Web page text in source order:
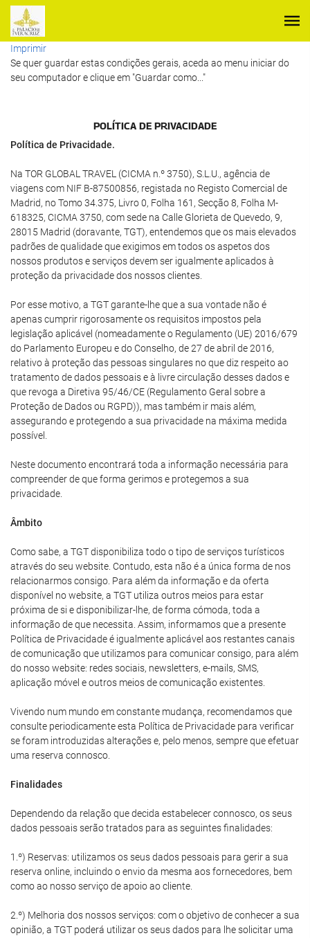
Imprimir
Se quer guardar estas condições gerais, aceda ao menu iniciar do
seu computador e clique em "Guardar como..."
POLÍ­TICA DE PRIVACIDADE
Política de Privacidade.
Na TOR GLOBAL TRAVEL (CICMA n.º 3750), S.L.U., agência de
viagens com NIF B-87500856, registada no Registo Comercial de
Madrid, no Tomo 34.375, Livro 0, Folha 161, Secção 8, Folha M-
618325, CICMA 3750, com sede na Calle Glorieta de Quevedo, 9,
28015 Madrid (doravante, TGT), entendemos que os mais elevados
padrões de qualidade que exigimos em todos os aspetos dos
nossos produtos e serviços devem ser igualmente aplicados à
proteção da privacidade dos nossos clientes.
Por esse motivo, a TGT garante-lhe que a sua vontade não é
apenas cumprir rigorosamente os requisitos impostos pela
legislação aplicável (nomeadamente o Regulamento (UE) 2016/679
do Parlamento Europeu e do Conselho, de 27 de abril de 2016,
relativo à proteção das pessoas singulares no que diz respeito ao
tratamento de dados pessoais e à livre circulação desses dados e
que revoga a Diretiva 95/46/CE (Regulamento Geral sobre a
Proteção de Dados ou RGPD)), mas também ir mais além,
assegurando e protegendo a sua privacidade na máxima medida
possível.
Neste documento encontrará toda a informação necessária para
compreender de que forma gerimos e protegemos a sua
privacidade.
Âmbito
Como sabe, a TGT disponibiliza todo o tipo de serviços turísticos
através do seu website. Contudo, esta não é a única forma de nos
relacionarmos consigo. Para além da informação e da oferta
disponível no website, a TGT utiliza outros meios para estar
próxima de si e disponibilizar-lhe, de forma cómoda, toda a
informação de que necessita. Assim, informamos que a presente
Política de Privacidade é igualmente aplicável aos restantes canais
de comunicação que utilizamos para comunicar consigo, para além
do nosso website: redes sociais, newsletters, e-mails, SMS,
aplicação móvel e outros meios de comunicação existentes.
Vivendo num mundo em constante mudança, recomendamos que
consulte periodicamente esta Política de Privacidade para verificar
se foram introduzidas alterações e, pelo menos, sempre que efetuar
uma reserva connosco.
Finalidades
Dependendo da relação que decida estabelecer connosco, os seus
dados pessoais serão tratados para as seguintes finalidades:
1.º) Reservas: utilizamos os seus dados pessoais para gerir a sua
reserva online, incluindo o envio da mesma aos fornecedores, bem
como ao nosso serviço de apoio ao cliente.
2.º) Melhoria dos nossos serviços: com o objetivo de conhecer a sua
opinião, a TGT poderá utilizar os seus dados para lhe solicitar uma